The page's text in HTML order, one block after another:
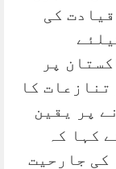
کی
پر
کا
پر یقین
کہا کہ
کی جارحیت